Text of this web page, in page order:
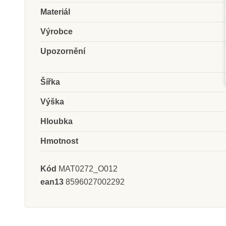
Na dotaz
na perlový materiál (11-
Zobrazit detail
Materiál
Výrobce
Upozornění
Šířka
Výška
Hloubka
Hmotnost
Kód MAT0272_O012
ean13 8596027002292